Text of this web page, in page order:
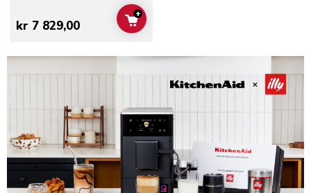
kr 7 829,00 ADD TO CART
+